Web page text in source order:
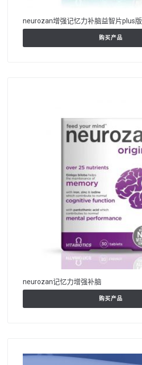
neurozan增强记忆力补脑益智片plus版
购买产品
neurozan记忆力增强补脑
购买产品